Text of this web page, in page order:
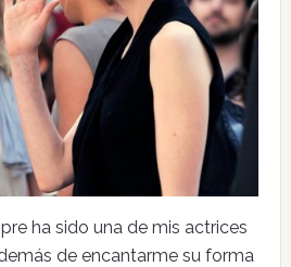
ha sido una de mis actrices
de encantarme su forma